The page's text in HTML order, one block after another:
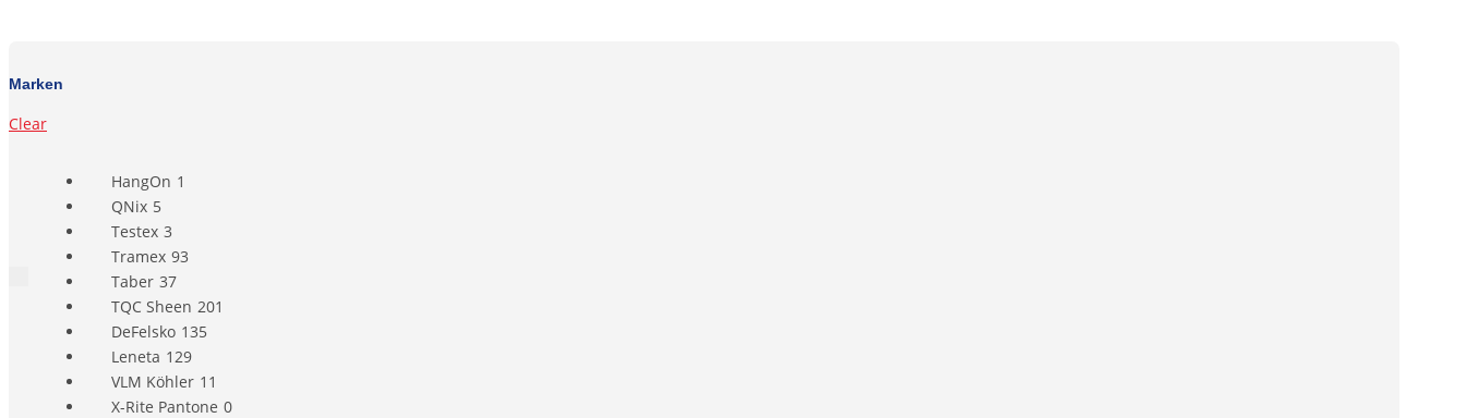
Marken
Clear
HangOn 1
QNix 5
Testex 3
Tramex 93
Taber 37
TQC Sheen 201
DeFelsko 135
Leneta 129
VLM Köhler 11
X-Rite Pantone 0